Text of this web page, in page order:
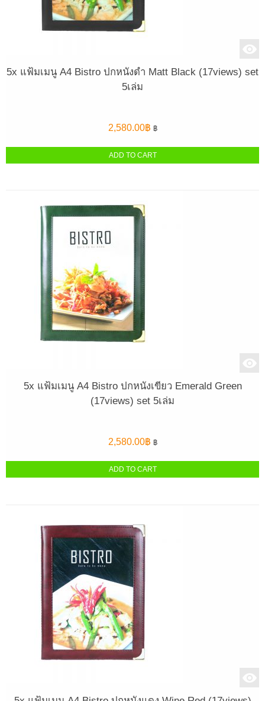
5x แฟ้มเมนู A4 Bistro ปกหนังดำ Matt Black (17views) set
5เล่ม
2,580.00฿ ฿
ADD TO CART
5x แฟ้มเมนู A4 Bistro ปกหนังเขียว Emerald Green
(17views) set 5เล่ม
2,580.00฿ ฿
ADD TO CART